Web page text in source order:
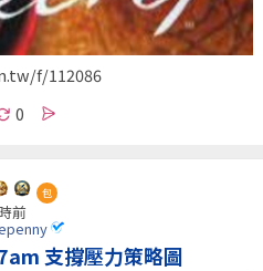
f/112086
0
包
前
支撐壓力策略圖